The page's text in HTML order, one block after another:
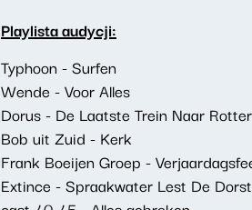
Playlista audycji:
Typhoon - Surfen
Wende - Voor Alles
Dorus - De Laatste Trein Naar
Bob uit Zuid - Kerk
Frank Boeijen Groep -
Extince - Spraakwater Lest De